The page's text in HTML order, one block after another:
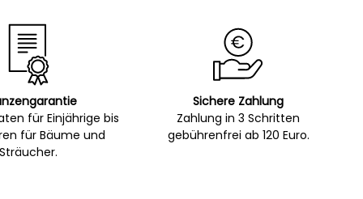
für Einjährige bis
für Bäume und
Sträucher.
Sichere Zahlung
Zahlung in 3 Schritten
gebührenfrei ab 120 Euro.